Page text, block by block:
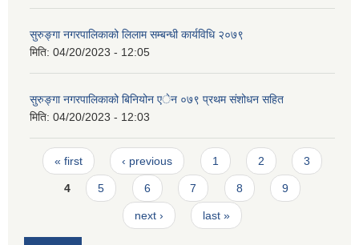
सुरुङ्गा नगरपालिकाको लिलाम सम्बन्धी कार्यविधि २०७९
मिति: 04/20/2023 - 12:05
सुरुङ्गा नगरपालिकाको बिनियोन एेन ०७९ प्रथम संशोधन सहित
मिति: 04/20/2023 - 12:03
Pages
« first ‹ previous 1 2 3
4 5 6 7 8 9
next › last »